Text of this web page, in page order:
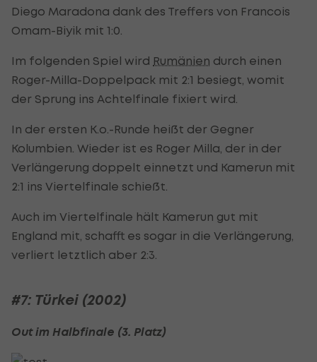
Diego Maradona dank des Treffers von Francois
Omam-Biyik mit 1:0.
Im folgenden Spiel wird Rumänien durch einen
Roger-Milla-Doppelpack mit 2:1 besiegt, womit
der Sprung ins Achtelfinale fixiert wird.
In der ersten K.o.-Runde heißt der Gegner
Kolumbien. Wieder ist es Roger Milla, der in der
Verlängerung doppelt einnetzt und Kamerun mit
2:1 ins Viertelfinale schießt.
Auch im Viertelfinale hält Kamerun gut mit
England mit, schafft es sogar in die Verlängerung,
verliert letztlich aber 2:3.
#7: Türkei (2002)
Out im Halbfinale (3. Platz)